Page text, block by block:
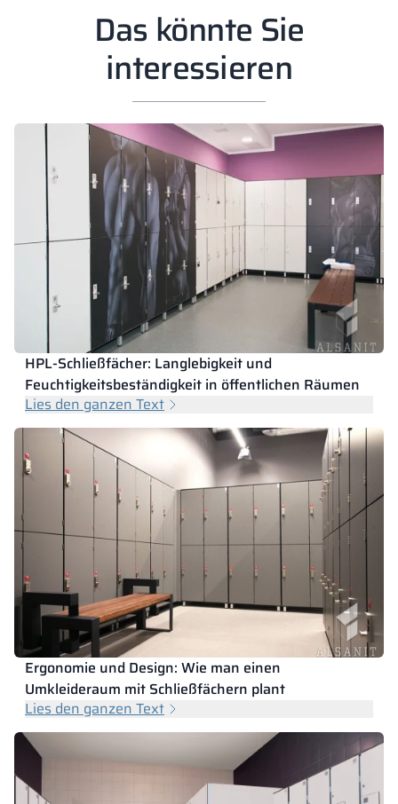
Das könnte Sie
interessieren
HPL-Schließfächer: Langlebigkeit und
Feuchtigkeitsbeständigkeit in öffentlichen Räumen
Lies den ganzen Text
Ergonomie und Design: Wie man einen
Umkleideraum mit Schließfächern plant
Lies den ganzen Text